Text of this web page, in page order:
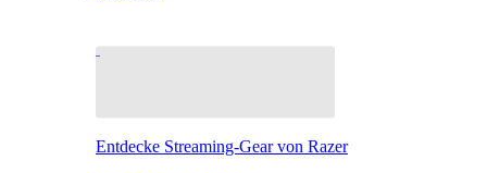
Entdecke Streaming-Gear von Razer